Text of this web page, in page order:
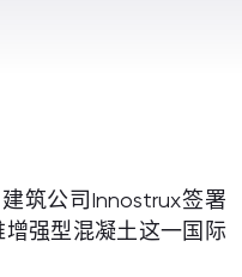
筑公司Innostrux签署
强型混凝土这一国际